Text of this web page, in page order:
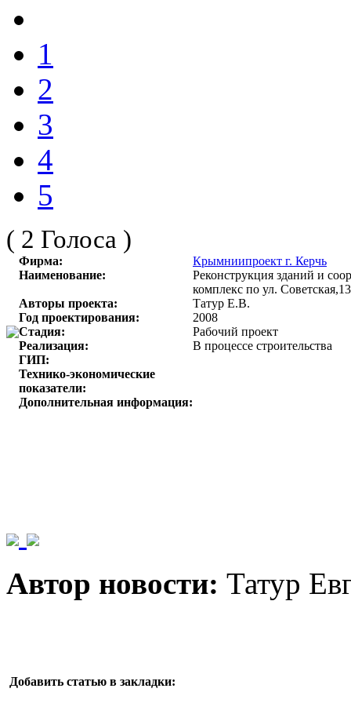
1
2
3
4
5
( 2 Голоса )
Фирма:
Крымниипроект г. Керчь
Наименование:
Реконструкция зданий и
комплекс по ул.
Авторы проекта:
Татур Е.В.
Год проектирования:
2008
Стадия:
Рабочий проект
Реализация:
В процессе строительства
ГИП:
Технико-экономические
показатели:
Дополнительная информация:
Автор новости: Татур
Добавить статью в закладки: